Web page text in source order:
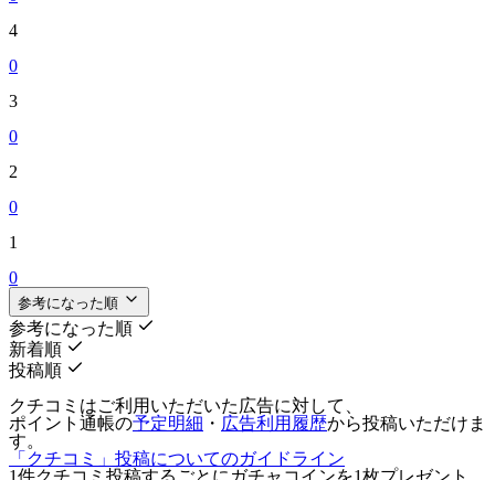
4
0
3
0
2
0
1
0
参考になった順
参考になった順
新着順
投稿順
クチコミはご利用いただいた広告に対して、
ポイント通帳の予定明細 ・ 広告利用履歴から投稿いただけま
す。
「クチコミ」投稿についてのガイドライン
1件クチコミ投稿するごとに ガチャコインを1枚プレゼント